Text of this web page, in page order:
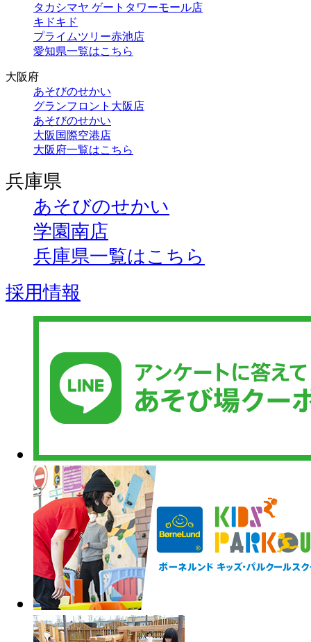
タカシマヤ ゲートタワーモール店
キドキド
プライムツリー赤池店
愛知県一覧はこちら
大阪府
あそびのせかい
グランフロント大阪店
あそびのせかい
大阪国際空港店
大阪府一覧はこちら
兵庫県
あそびのせかい
学園南店
兵庫県一覧はこちら
採用情報